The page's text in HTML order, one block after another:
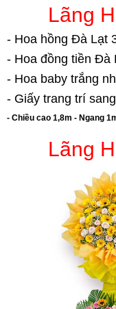
Lãng
- Hoa hồng Đà Lạt
- Hoa đồng tiền Đà
- Hoa baby trắng
- Giấy trang trí
- Chiều cao 1,8m - Ngang
Lãng